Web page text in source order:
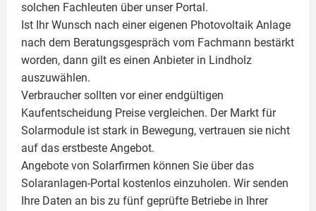
solchen Fachleuten über unser Portal.
Ist Ihr Wunsch nach einer eigenen Photovoltaik Anlage
nach dem Beratungsgespräch vom Fachmann bestärkt
worden, dann gilt es einen Anbieter in Lindholz
auszuwählen.
Verbraucher sollten vor einer endgültigen
Kaufentscheidung Preise vergleichen. Der Markt für
Solarmodule ist stark in Bewegung, vertrauen sie nicht
auf das erstbeste Angebot.
Angebote von Solarfirmen können Sie über das
Solaranlagen-Portal kostenlos einzuholen. Wir senden
Ihre Daten an bis zu fünf geprüfte Betriebe in Ihrer